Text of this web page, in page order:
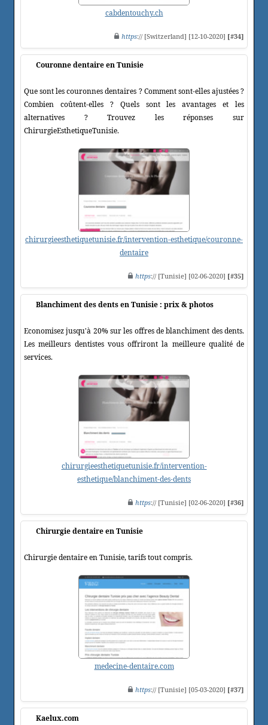
cabdentouchy.ch
https:// [Switzerland] [12-10-2020] [#34]
Couronne dentaire en Tunisie
Que sont les couronnes dentaires ? Comment sont-elles ajustées ?
Combien coûtent-elles ? Quels sont les avantages et les
alternatives ? Trouvez les réponses sur
ChirurgieEsthetiqueTunisie.
chirurgieesthetiquetunisie.fr/intervention-esthetique/couronne-
dentaire
https:// [Tunisie] [02-06-2020] [#35]
Blanchiment des dents en Tunisie : prix & photos
Economisez jusqu'à 20% sur les offres de blanchiment des dents.
Les meilleurs dentistes vous offriront la meilleure qualité de
services.
chirurgieesthetiquetunisie.fr/intervention-
esthetique/blanchiment-des-dents
https:// [Tunisie] [02-06-2020] [#36]
Chirurgie dentaire en Tunisie
Chirurgie dentaire en Tunisie, tarifs tout compris.
medecine-dentaire.com
https:// [Tunisie] [05-03-2020] [#37]
Kaelux.com